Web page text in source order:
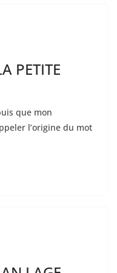
PETITE
que mon
l’origine du mot